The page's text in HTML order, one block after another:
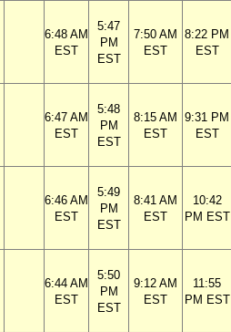
6:48 AM
EST
5:47
PM
EST
7:50 AM
EST
8:22 PM
EST
6:47 AM
EST
5:48
PM
EST
8:15 AM
EST
9:31 PM
EST
6:46 AM
EST
5:49
PM
EST
8:41 AM
EST
10:42
PM EST
6:44 AM
EST
5:50
PM
EST
9:12 AM
EST
11:55
PM EST